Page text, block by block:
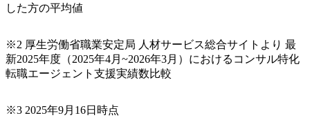
した方の平均値
※2 厚生労働省職業安定局 人材サービス総合サイトより 最
新2025年度（2025年4月~2026年3月）におけるコンサル特化
転職エージェント支援実績数比較
※3 2025年9月16日時点